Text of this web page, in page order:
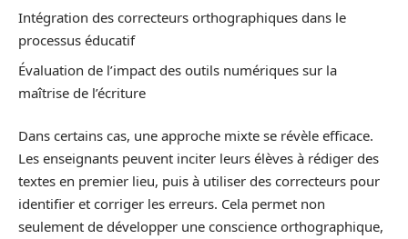
Intégration des correcteurs orthographiques dans le
processus éducatif
Évaluation de l’impact des outils numériques sur la
maîtrise de l’écriture
Dans certains cas, une approche mixte se révèle efficace.
Les enseignants peuvent inciter leurs élèves à rédiger des
textes en premier lieu, puis à utiliser des correcteurs pour
identifier et corriger les erreurs. Cela permet non
seulement de développer une conscience orthographique,